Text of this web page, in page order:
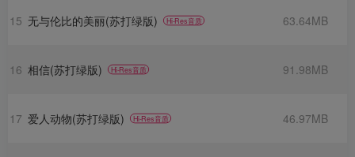
15 无与伦比的美丽(苏打绿版) Hi-Res音质 63.64MB
16 相信(苏打绿版) Hi-Res音质 91.98MB
17 爱人动物(苏打绿版) Hi-Res音质 46.97MB